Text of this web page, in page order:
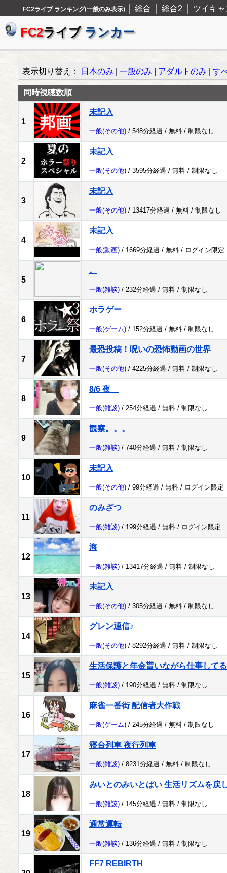
FC2ライブ ランキング(一般のみ表示) 総合 総合2 ツイキャ
FC2ライブ ランカー
表示切り替え： 日本のみ 一般のみ アダルトのみ す
同時視聴数順
1
未記入
一般(その他) / 548分経過 / 無料 / 制限なし
2
未記入
一般(その他) / 3595分経過 / 無料 / 制限なし
3
未記入
一般(その他) / 13417分経過 / 無料 / 制限なし
4
未記入
一般(動画) / 1669分経過 / 無料 / ログイン限定
5
。
一般(雑談) / 232分経過 / 無料 / 制限なし
6
ホラゲー
一般(ゲーム) / 152分経過 / 無料 / 制限なし
7
最恐投稿！呪いの恐怖動画の世界
一般(その他) / 4225分経過 / 無料 / 制限なし
8
8/6 夜
一般(雑談) / 254分経過 / 無料 / 制限なし
9
観察。。。
一般(雑談) / 740分経過 / 無料 / 制限なし
10
未記入
一般(その他) / 99分経過 / 無料 / ログイン限定
11
のみざつ
一般(雑談) / 199分経過 / 無料 / ログイン限定
12
海
一般(雑談) / 13417分経過 / 無料 / 制限なし
13
未記入
一般(その他) / 305分経過 / 無料 / 制限なし
14
グレン通信♪
一般(その他) / 8292分経過 / 無料 / 制限なし
15
生活保護と年金貰いながら仕事して
一般(雑談) / 190分経過 / 無料 / 制限なし
16
麻雀一番街 配信者大作戦
一般(ゲーム) / 245分経過 / 無料 / 制限なし
17
寝台列車 夜行列車
一般(雑談) / 8231分経過 / 無料 / 制限なし
18
みいとのみいとぱい 生活リズムを戻
一般(雑談) / 145分経過 / 無料 / 制限なし
19
通常運転
一般(雑談) / 136分経過 / 無料 / 制限なし
FF7 REBIRTH